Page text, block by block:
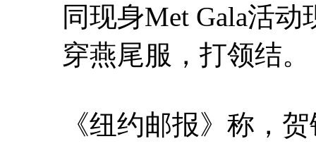
同现身Met Gala活
穿燕尾服，打领结。
《纽约邮报》称，